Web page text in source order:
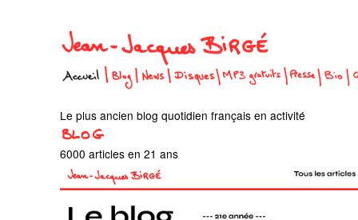
Le plus ancien blog quotidien français en activité
6000 articles en 21 ans